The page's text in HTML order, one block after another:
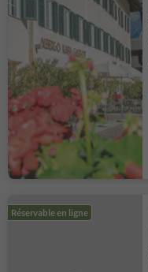
Réservable en ligne